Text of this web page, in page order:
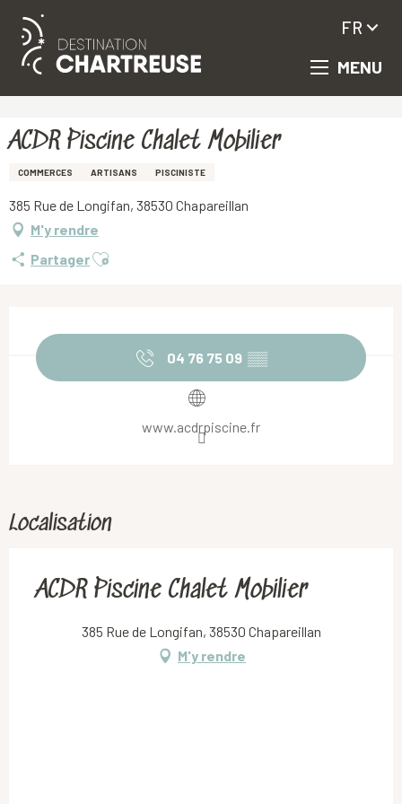
Aller
principal
MENU
FR
ACDR Piscine Chalet Mobilier
COMMERCES ARTISANS PISCINISTE
385 Rue de Longifan, 38530 Chapareillan
M'y rendre
PartagerAjouter aux favoris
04 76 75 09 ▒▒
www.acdrpiscine.fr
Localisation
ACDR Piscine Chalet Mobilier
385 Rue de Longifan, 38530 Chapareillan
M'y rendre